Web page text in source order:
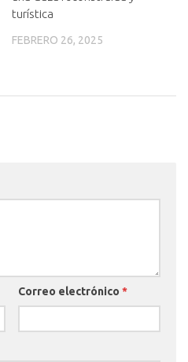
turística
FEBRERO 26, 2025
Correo electrónico *